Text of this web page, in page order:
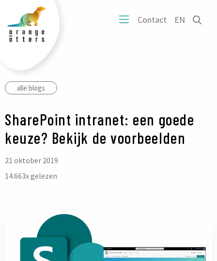
OpenContact EN
het
alle blogs
SharePoint intranet: een goede
keuze? Bekijk de voorbeelden
21 oktober 2019
x gelezen
14.663